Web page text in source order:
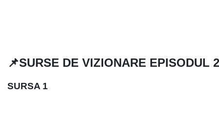
📌SURSE DE VIZIONARE EPISODUL 2
SURSA 1